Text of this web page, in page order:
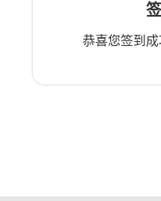
恭喜您签到成